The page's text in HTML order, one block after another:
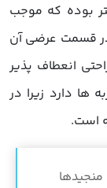
بوده که موجب
قسمت عرضی آن
انعطاف پذیر
ها دارد زیرا در
است.